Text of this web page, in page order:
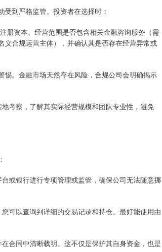
到严格监管。投资者在选择时：
册资本、经营范围是否包含相关金融咨询服务（需
合规运营主体），并确认其是否存在经营异常或
惕。金融市场天然存在风险，合规公司会明确揭示
考察，了解其实际经营规模和团队专业性，避免
或银行进行专项管理或监管，确保公司无法随意挪
可以查询到详细的交易记录和持仓。最好能使用由
合同中清晰载明。这不仅是保护其自身资金，也是